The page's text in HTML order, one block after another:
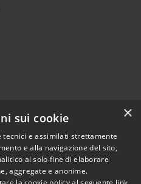
Copyright © 2023 •
Comune di Noicàttaro
Powered byMunicipium
×
sui cookie
tecnici e assimilati strettamente
e alla navigazione del sito,
al solo fine di elaborare
aggregate e anonime.